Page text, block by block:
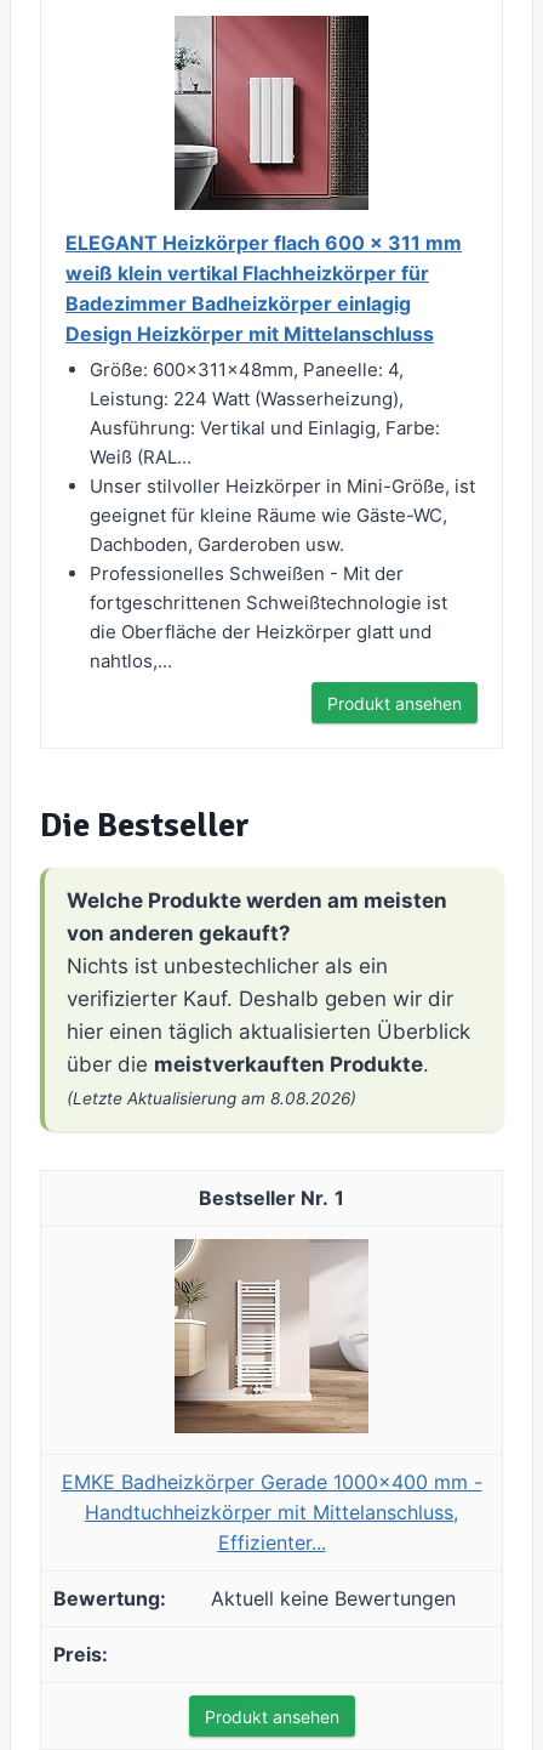
ELEGANT Heizkörper flach 600 x 311 mm
weiß klein vertikal Flachheizkörper für
Badezimmer Badheizkörper einlagig
Design Heizkörper mit Mittelanschluss
Größe: 600x311x48mm, Paneelle: 4,
Leistung: 224 Watt (Wasserheizung),
Ausführung: Vertikal und Einlagig, Farbe:
Weiß (RAL...
Unser stilvoller Heizkörper in Mini-Größe, ist
geeignet für kleine Räume wie Gäste-WC,
Dachboden, Garderoben usw.
Professionelles Schweißen - Mit der
fortgeschrittenen Schweißtechnologie ist
die Oberfläche der Heizkörper glatt und
nahtlos,...
Produkt ansehen
Die Bestseller
Welche Produkte werden am meisten
von anderen gekauft?
Nichts ist unbestechlicher als ein
verifizierter Kauf. Deshalb geben wir dir
hier einen täglich aktualisierten Überblick
über die meistverkauften Produkte.
(Letzte Aktualisierung am 8.08.2026)
1
EMKE Badheizkörper Gerade 1000x400 mm -
Handtuchheizkörper mit Mittelanschluss,
Effizienter...
Aktuell keine Bewertungen
Produkt ansehen